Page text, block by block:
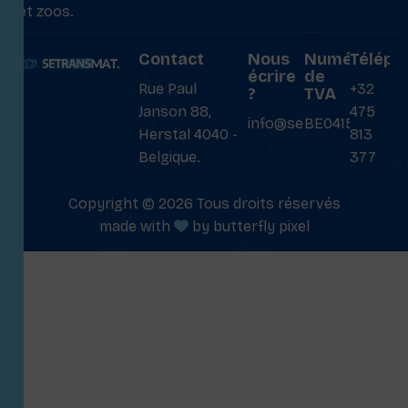
et zoos.
Contact
Rue Paul
Janson 88,
Herstal 4040 -
Belgique.
Nous
écrire
?
info@setransmat.com
Numéro
de
TVA
BE0415027069
+32
475
813
377
Copyright © 2026 Tous droits réservés
made with
by butterfly pixel